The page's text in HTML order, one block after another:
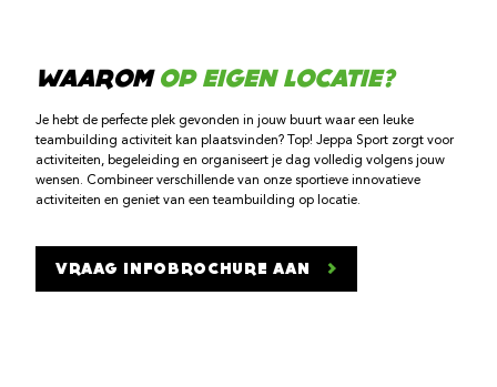
WAAROM OP EIGEN LOCATIE?
Je hebt de perfecte plek gevonden in jouw buurt waar een leuke
teambuilding activiteit kan plaatsvinden? Top! Jeppa Sport zorgt voor
activiteiten, begeleiding en organiseert je dag volledig volgens jouw
wensen. Combineer verschillende van onze sportieve innovatieve
activiteiten en geniet van een teambuilding op locatie.
VRAAG INFOBROCHURE AAN